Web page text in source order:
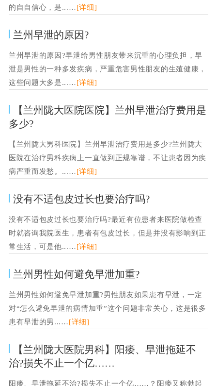
的自自信心，是...…[详细]
兰州早泄的原因?
兰州早泄的原因?早泄给男性朋友带来沉重的心理负担，早
泄是男性的一种多发疾病，严重危害男性朋友的生殖健康，
这些问题大多是...…[详细]
【兰州陇大医院医院】兰州早泄治疗费用是
多少?
【兰州陇大男科医院】兰州早泄治疗费用是多少?兰州陇大
医院在治疗男科疾病上一直做到正规靠谱，不让患者因为疾
病严重而发愁。...…[详细]
没有不适包皮过长也要治疗吗?
没有不适包皮过长也要治疗吗?最近有位患者来医院做检查
时就咨询我院医生，患者有包皮过长，但是并没有影响到正
常生活，可是他...…[详细]
兰州男性如何避免早泄加重?
兰州男性如何避免早泄加重?男性朋友如果患有早泄，一定
对“怎么避免早泄的病情加重”这个问题非常关心，这是很多
患有早泄的男...…[详细]
【兰州陇大医院男科】阳痿、早泄拖延不
治?损失不止一个亿……
阳痿、早泄拖延不治?损失不止一个亿……？阳痿又称勃起